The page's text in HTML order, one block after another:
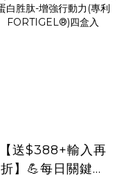
【送$388+輸入再
折】💪每日關鍵補